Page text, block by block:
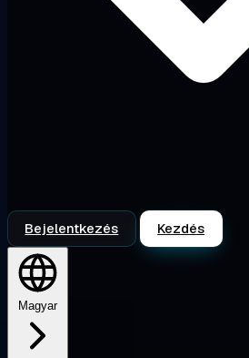
Bejelentkezés Kezdés
Magyar